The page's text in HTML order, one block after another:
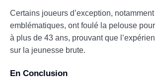
Certains joueurs d’exception,
emblématiques, ont foulé la pelouse
à plus de 43 ans, prouvant que
sur la jeunesse brute.
En Conclusion